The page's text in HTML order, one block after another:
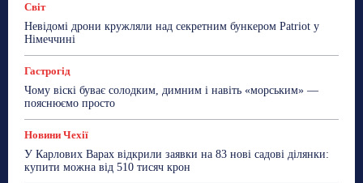
Сад та город Світ
ТехноМанія
Топ-новини Фоторепортаж
Світ
Невідомі дрони кружляли над секретним бункером Patriot у
Німеччині
Гастрогід
Чому віскі буває солодким, димним і навіть «морським» —
пояснюємо просто
Новини Чехії
У Карлових Варах відкрили заявки на 83 нові садові ділянки:
купити можна від 510 тисяч крон